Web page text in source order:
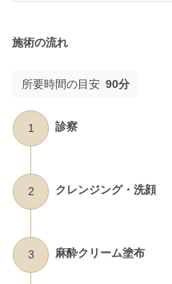
施術の流れ
所要時間の目安 90分
1 診察
2 クレンジング・洗顔
3 麻酔クリーム塗布